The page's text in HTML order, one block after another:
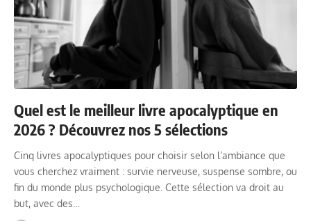
Quel est le meilleur livre apocalyptique en
2026 ? Découvrez nos 5 sélections
Cinq livres apocalyptiques pour choisir selon l’ambiance que
vous cherchez vraiment : survie nerveuse, suspense sombre, ou
fin du monde plus psychologique. Cette sélection va droit au
but, avec des…